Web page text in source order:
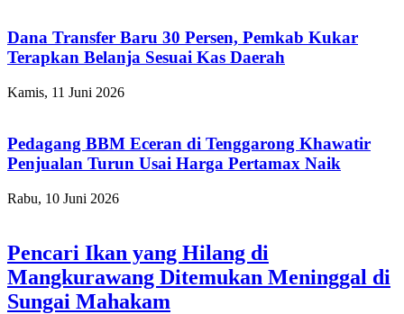
Dana Transfer Baru 30 Persen, Pemkab Kukar
Terapkan Belanja Sesuai Kas Daerah
Kamis, 11 Juni 2026
Pedagang BBM Eceran di Tenggarong Khawatir
Penjualan Turun Usai Harga Pertamax Naik
Rabu, 10 Juni 2026
Pencari Ikan yang Hilang di
Mangkurawang Ditemukan Meninggal di
Sungai Mahakam